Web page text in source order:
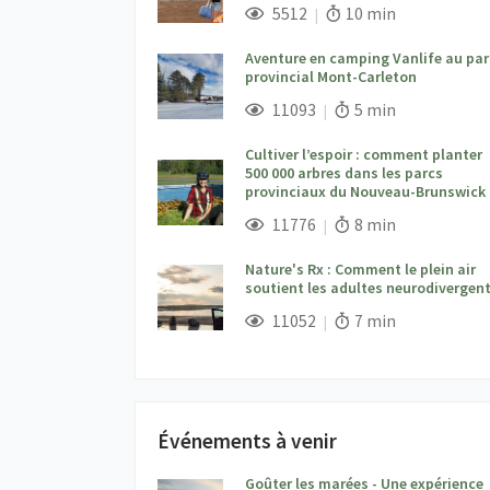
; 5512Vues; Temps de lecture:
10 min
Aventure en camping Vanlife au
provincial Mont-Carleton
; 11093Vues; Temps de lecture:
5 min
Cultiver l’espoir : comment planter
500 000 arbres dans les parcs
provinciaux du Nouveau-Brunswick
; 11776Vues; Temps de lecture:
8 min
Nature's Rx : Comment le plein air
soutient les adultes
; 11052Vues; Temps de lecture:
7 min
Événements à venir
Goûter les marées - Une expérience